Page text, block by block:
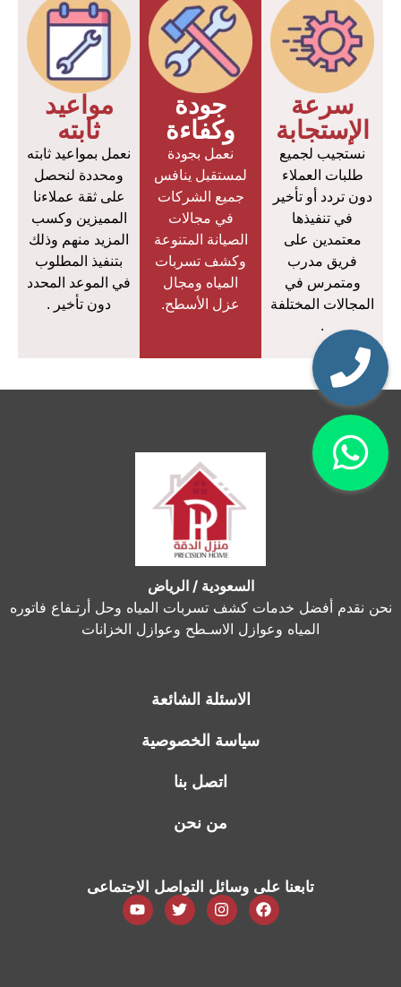
سرعة
الإستجابة
نستجيب لجميع
طلبات العملاء
دون تردد أو تأخير
في تنفيذها
معتمدين على
فريق مدرب
ومتمرس في
المجالات المختلفة
.
جودة
وكفاءة
نعمل بجودة
لمستقبل ينافس
جميع الشركات
في مجالات
الصيانة المتنوعة
وكشف تسربات
المياه ومجال
عزل الأسطح.
مواعيد
ثابته
نعمل بمواعيد ثابته
ومحددة لنحصل
على ثقة عملاءنا
المميزين وكسب
المزيد منهم وذلك
بتنفيذ المطلوب
في الموعد المحدد
دون تأخير .
السعودية / الرياض
نحن نقدم أفضل خدمات كشف تسربات المياه وحل أرتـفاع فاتوره
المياه وعوازل الاسـطح وعوازل الخزانات
الاسئلة الشائعة
سياسة الخصوصية
اتصل بنا
من نحن
تابعنا على وسائل التواصل الاجتماعى